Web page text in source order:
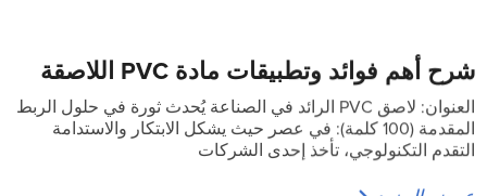
شرح أهم فوائد وتطبيقات مادة PVC اللاصقة
العنوان: لاصق PVC الرائد في الصناعة يُحدث ثورة في حلول الربط
المقدمة (100 كلمة): في عصر حيث يشكل الابتكار والاستدامة
التقدم التكنولوجي، تأخذ إحدى الشركات